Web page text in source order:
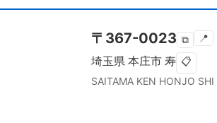
〒 367-0023 ⧉ 📍
埼玉県 本庄市 寿 📋
SAITAMA KEN HONJO SHI